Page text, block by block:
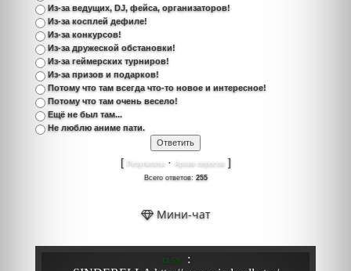
Из-за ведущих, DJ, фейса, организаторов!
Из-за косплей дефиле!
Из-за конкурсов!
Из-за дружеской обстановки!
Из-за геймерских турниров!
Из-за призов и подарков!
Потому что там всегда что-то новое и интересное!
Потому что там очень весело!
Ещё не был там...
Не люблю аниме пати.
[ Результаты · Архив опросов]
Всего ответов: 255
Мини-чат